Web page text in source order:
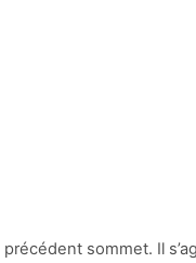
sommet. Il